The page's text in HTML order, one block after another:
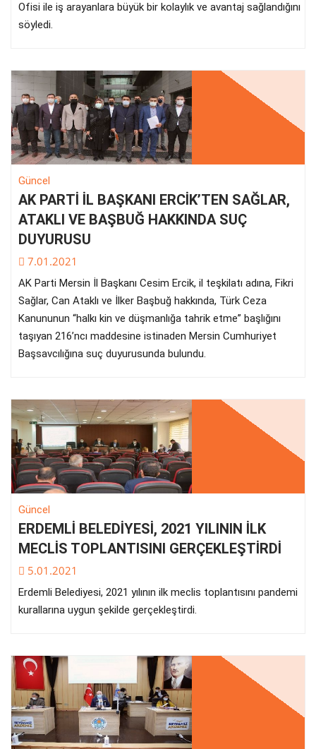
Ofisi ile iş arayanlara büyük bir kolaylık ve avantaj sağlandığını
söyledi.
Güncel
AK PARTİ İL BAŞKANI ERCİK’TEN SAĞLAR,
ATAKLI VE BAŞBUĞ HAKKINDA SUÇ
DUYURUSU
7.01.2021
AK Parti Mersin İl Başkanı Cesim Ercik, il teşkilatı adına, Fikri
Sağlar, Can Ataklı ve İlker Başbuğ hakkında, Türk Ceza
Kanununun “halkı kin ve düşmanlığa tahrik etme” başlığını
taşıyan 216’ncı maddesine istinaden Mersin Cumhuriyet
Başsavcılığına suç duyurusunda bulundu.
Güncel
ERDEMLİ BELEDİYESİ, 2021 YILININ İLK
MECLİS TOPLANTISINI GERÇEKLEŞTİRDİ
5.01.2021
Erdemli Belediyesi, 2021 yılının ilk meclis toplantısını pandemi
kurallarına uygun şekilde gerçekleştirdi.